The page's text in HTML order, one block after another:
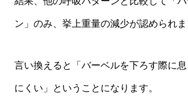
ン」のみ、挙上重量の減少が認められま
言い換えると「バーベルを下ろす際に
にくい」ということになります。